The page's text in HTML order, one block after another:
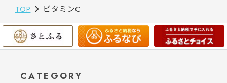
TOP ビタミンC
CATEGORY